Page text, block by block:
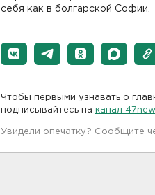
себя как в болгарской Софии.
Чтобы первыми узнавать о
подписывайтесь на канал
Увидели опечатку? Сообщите